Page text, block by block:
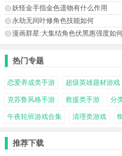
妖怪金手指金色遗物有什么作用
永劫无间叶修角色技能如何
漫画群星:大集结角色伏黑惠强度如
热门专题
恋爱养成类手游 超级英雄题材游戏
克苏鲁风格手游 救援类手游 分
午夜轮班游戏合集 清理类游戏
推荐下载